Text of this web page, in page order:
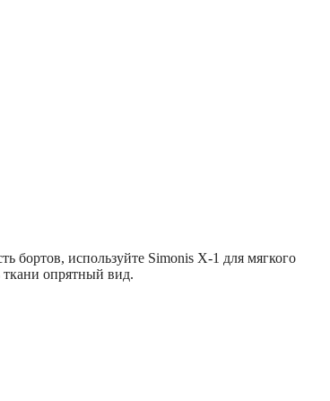
бортов, используйте Simonis X-1 для мягкого
опрятный вид.